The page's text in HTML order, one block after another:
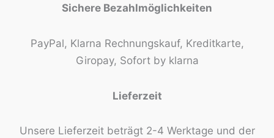
Sichere Bezahlmöglichkeiten
PayPal, Klarna Rechnungskauf, Kreditkarte,
Giropay, Sofort by klarna
Lieferzeit
Unsere Lieferzeit beträgt 2-4 Werktage und der